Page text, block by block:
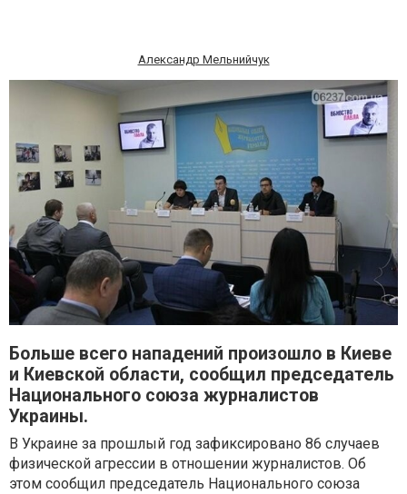
Александр Мельнийчук
Больше всего нападений произошло в Киеве
и Киевской области, сообщил председатель
Национального союза журналистов
Украины.
В Украине за прошлый год зафиксировано 86 случаев
физической агрессии в отношении журналистов. Об
этом сообщил председатель Национального союза